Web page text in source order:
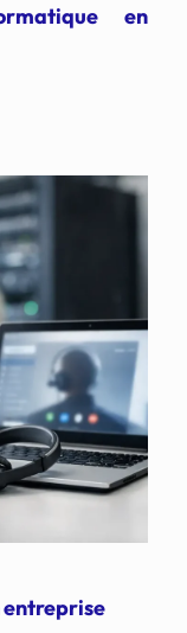
en
entreprise